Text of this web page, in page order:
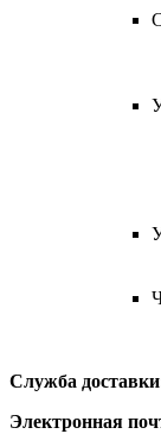
Служба доставки
Электронная